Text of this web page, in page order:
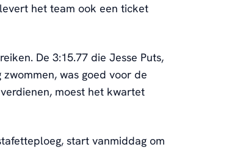
het team ook een ticket
De 3:15.77 die Jesse Puts,
was goed voor de
moest het kwartet
start vanmiddag om